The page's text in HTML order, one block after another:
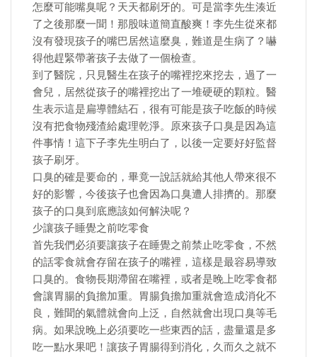
怎麼可能嘴臭呢？天天都刷牙的。可是當李先生湊近
了之後那麼一聞！那股味道簡直酸爽！李先生從來都
沒有發現孩子的嘴巴居然這麼臭，難道是生病了？嚇
得他趕緊帶著孩子去做了一個檢查。
到了醫院，只見醫生在孩子的嘴裡挖來挖去，過了一
會兒，居然從孩子的嘴裡挖出了一堆硬硬的顆粒。醫
生表示這是扁導體結石，很有可能是孩子吃飯的時候
沒有把食物殘渣給處理乾淨。原來孩子口臭是因為這
件事情！這下子李先生明白了，以後一定要好好監督
孩子刷牙。
口臭的確是要命的，畢竟一說話就給其他人帶來很不
好的影響，今後孩子也會因為口臭遭人排擠的。那麼
孩子的口臭到底應該如何解決呢？
少讓孩子睡覺之前吃零食
首先我們必須要讓孩子在睡覺之前禁止吃零食，不然
的話零食就會存留在孩子的嘴裡，這樣是最容易導致
口臭的。食物長期滯留在嘴裡，或者是晚上吃零食都
會讓胃腸的負擔加重。胃腸負擔加重就會造成消化不
良，難聞的氣體就會向上泛，自然就會出現口臭等毛
病。如果說晚上必須要吃一些東西的話，盡量還是多
吃一點水果吧！讓孩子胃腸得到消化，久而久之就不